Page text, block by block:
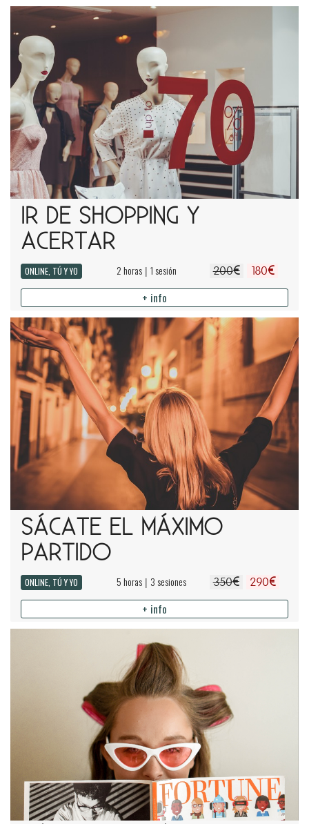
IR DE SHOPPING Y
ACERTAR
ONLINE, TÚ Y YO 2 horas |1 sesión 200€ 180€
+ info
SÁCATE EL MÁXIMO
PARTIDO
ONLINE, TÚ Y YO 5 horas | 3 sesiones 350€ 290€
+ info